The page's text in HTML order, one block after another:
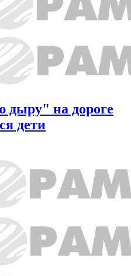
дыру" на дороге
дети